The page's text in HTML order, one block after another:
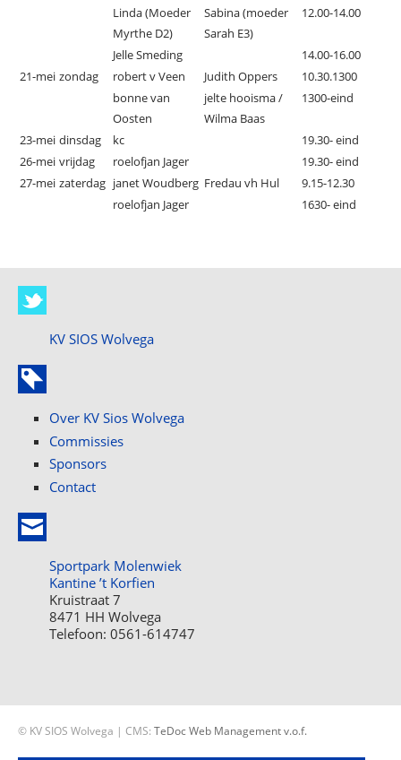
Linda (Moeder
Myrthe D2)
Sabina (moeder
Sarah E3)
12.00-14.00
Jelle Smeding
14.00-16.00
21-mei zondag robert v Veen Judith Oppers
10.30.1300
bonne van
Oosten
jelte hooisma /
Wilma Baas
1300-eind
23-mei dinsdag kc
19.30- eind
26-mei vrijdag roelofjan Jager
19.30- eind
27-mei zaterdag janet Woudberg Fredau vh Hul
9.15-12.30
roelofjan Jager
1630- eind
KV SIOS Wolvega
Over KV Sios Wolvega
Commissies
Sponsors
Contact
Sportpark Molenwiek
Kantine ’t Korfien
Kruistraat 7
8471 HH Wolvega
Telefoon: 0561-614747
© KV SIOS Wolvega | CMS: TeDoc Web Management v.o.f.